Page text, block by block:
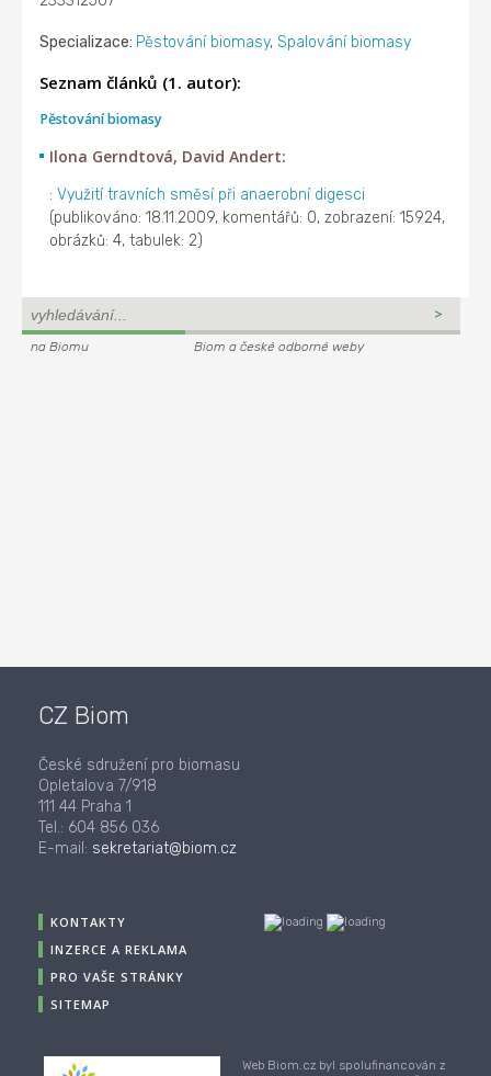
Specializace: Pěstování biomasy,Spalování biomasy
Seznam článků (1. autor):
Pěstování biomasy
Ilona Gerndtová, David Andert:
:Využití travních směsí při anaerobní digesci
(publikováno: 18.11.2009, komentářů: 0, zobrazení: 15924,
obrázků: 4, tabulek: 2)
na Biomu Biom a české odborné weby
CZ Biom
České sdružení pro biomasu
Opletalova 7/918
111 44 Praha 1
Tel.: 604 856 036
E-mail: sekretariat@biom.cz
KONTAKTY
INZERCE A REKLAMA
PRO VAŠE STRÁNKY
SITEMAP
Web Biom.cz byl spolufinancován z